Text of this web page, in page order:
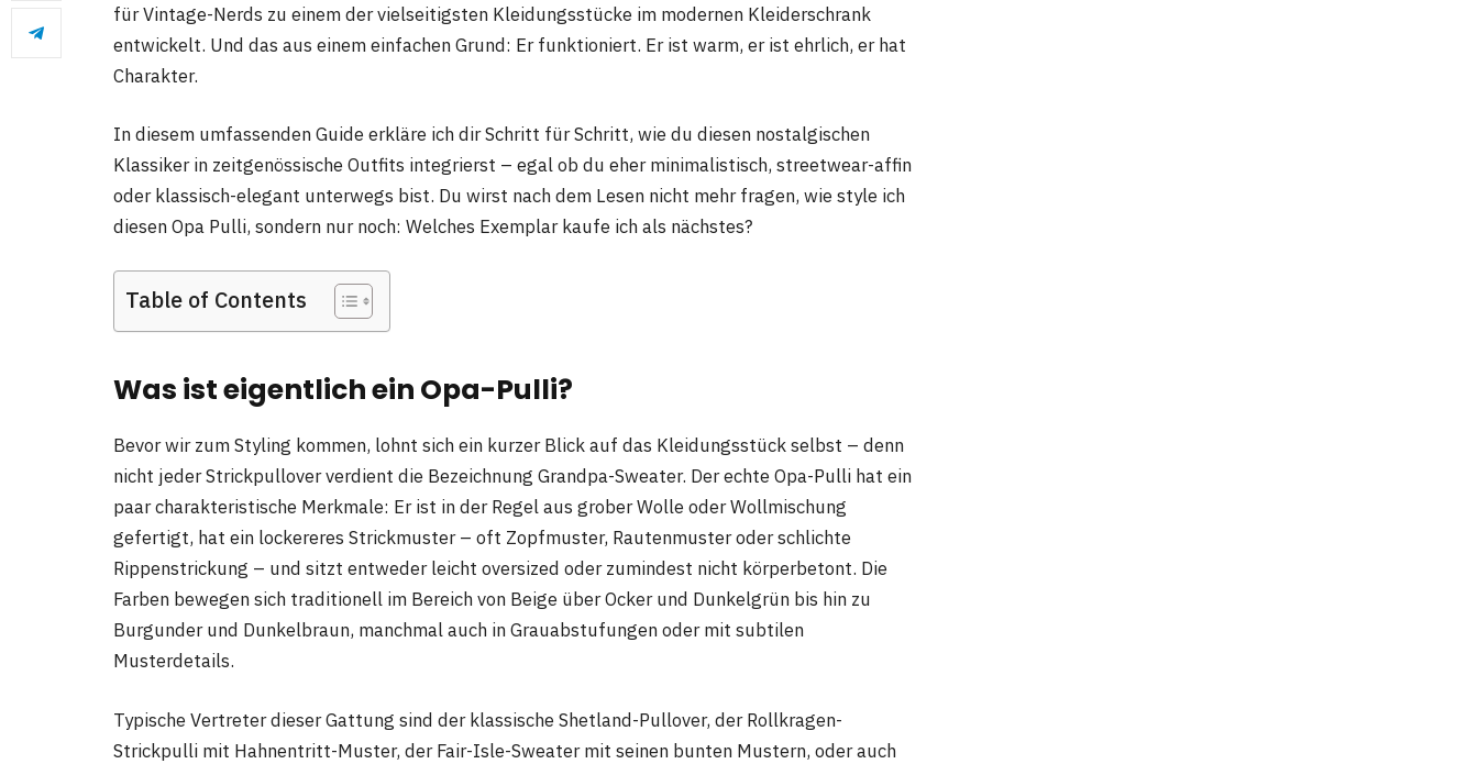
für Vintage-Nerds zu einem der vielseitigsten Kleidungsstücke im modernen Kleiderschrank
entwickelt. Und das aus einem einfachen Grund: Er funktioniert. Er ist warm, er ist ehrlich, er hat
Charakter.
In diesem umfassenden Guide erkläre ich dir Schritt für Schritt, wie du diesen nostalgischen
Klassiker in zeitgenössische Outfits integrierst – egal ob du eher minimalistisch, streetwear-affin
oder klassisch-elegant unterwegs bist. Du wirst nach dem Lesen nicht mehr fragen, wie style ich
diesen Opa Pulli, sondern nur noch: Welches Exemplar kaufe ich als nächstes?
Table of Contents
Was ist eigentlich ein Opa-Pulli?
Bevor wir zum Styling kommen, lohnt sich ein kurzer Blick auf das Kleidungsstück selbst – denn
nicht jeder Strickpullover verdient die Bezeichnung Grandpa-Sweater. Der echte Opa-Pulli hat ein
paar charakteristische Merkmale: Er ist in der Regel aus grober Wolle oder Wollmischung
gefertigt, hat ein lockereres Strickmuster – oft Zopfmuster, Rautenmuster oder schlichte
Rippenstrickung – und sitzt entweder leicht oversized oder zumindest nicht körperbetont. Die
Farben bewegen sich traditionell im Bereich von Beige über Ocker und Dunkelgrün bis hin zu
Burgunder und Dunkelbraun, manchmal auch in Grauabstufungen oder mit subtilen
Musterdetails.
Typische Vertreter dieser Gattung sind der klassische Shetland-Pullover, der Rollkragen-
Strickpulli mit Hahnentritt-Muster, der Fair-Isle-Sweater mit seinen bunten Mustern, oder auch